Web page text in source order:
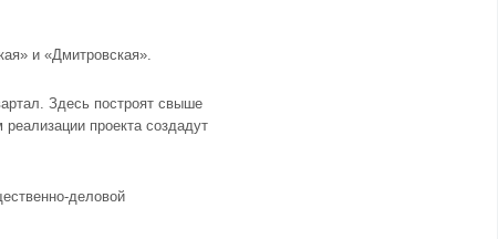
и «Дмитровская».
Здесь построят свыше
проекта создадут
деловой